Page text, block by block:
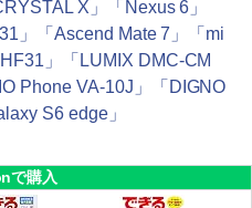
X」
「Nexus 6」
」
「Ascend Mate 7」
「mi
」
「LUMIX DMC-CM
Phone VA-10J」
「DIGNO
S6 edge」
で購入